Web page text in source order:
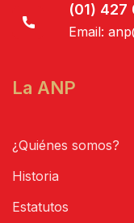
(01) 427
Email:
La ANP
¿Quiénes somos?
Historia
Estatutos